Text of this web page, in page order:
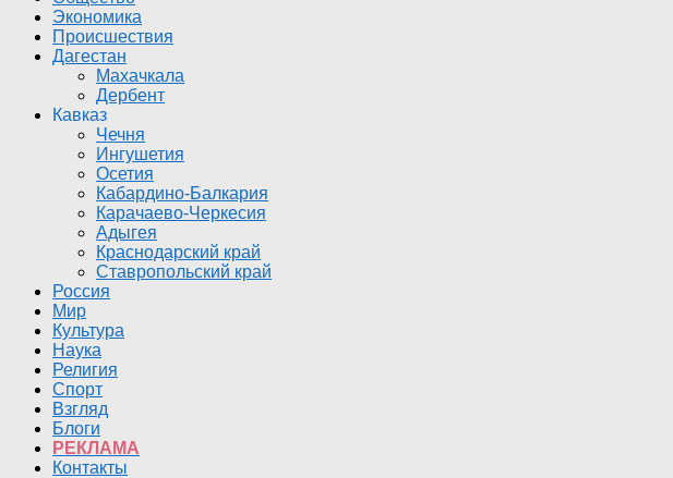
Экономика
Происшествия
Дагестан
Махачкала
Дербент
Кавказ
Чечня
Ингушетия
Осетия
Кабардино-Балкария
Карачаево-Черкесия
Адыгея
Краснодарский край
Ставропольский край
Россия
Мир
Культура
Наука
Религия
Спорт
Взгляд
Блоги
РЕКЛАМА
Контакты